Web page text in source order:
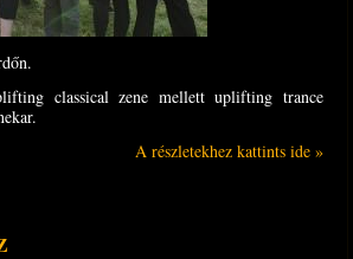
classical zene mellett uplifting trance
A részletekhez kattints ide »